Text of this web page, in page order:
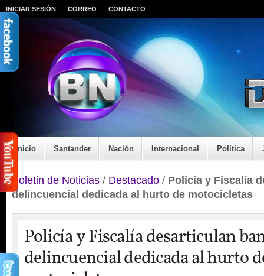
INICIAR SESIÓN CORREO CONTACTO
Inicio Santander Nación Internacional Política
Boletin de Noticias / Destacado / Policía y Fiscalía
delincuencial dedicada al hurto de motocicletas
Policía y Fiscalía desarticulan
delincuencial dedicada al hurto